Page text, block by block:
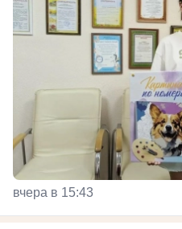
вчера в 15:43